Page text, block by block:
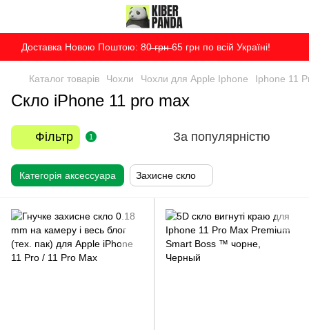
Доставка Новою Поштою: 80̶ ̶г̶р̶н̶ 65 грн по всій Україні!
Каталог товарів Чохли Чохли для Apple Iphone Iphone 11
Скло iPhone 11 pro max
Фільтр 1 За популярністю
Категорія аксессуара Захисне скло